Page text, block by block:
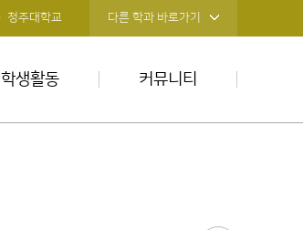
청주대학교 다른 학과 바로가기
학생활동 커뮤니티